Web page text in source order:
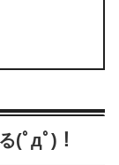
(ﾟдﾟ)！